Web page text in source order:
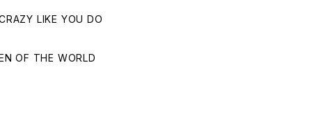
LIKE YOU DO
OF THE WORLD